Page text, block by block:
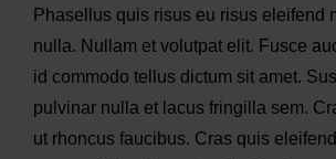
Phasellus quis risus eu risus eleifend
nulla. Nullam et volutpat elit. Fusce
id commodo tellus dictum sit amet.
pulvinar nulla et lacus fringilla sem.
ut rhoncus faucibus. Cras quis